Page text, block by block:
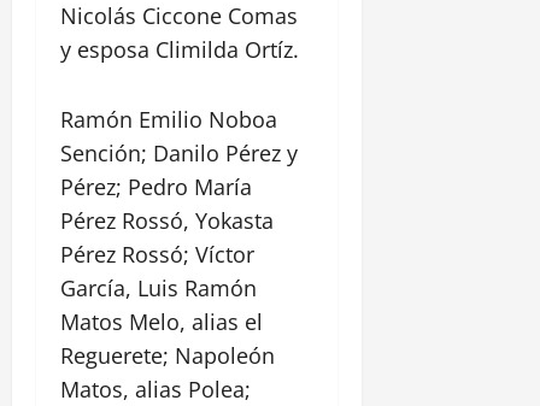
Nicolás Ciccone Comas
y esposa Climilda Ortíz.
Ramón Emilio Noboa
Sención; Danilo Pérez y
Pérez; Pedro María
Pérez Rossó, Yokasta
Pérez Rossó; Víctor
García, Luis Ramón
Matos Melo, alias el
Reguerete; Napoleón
Matos, alias Polea;